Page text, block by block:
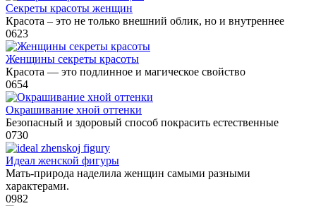
Секреты красоты женщин
Красота – это не только внешний облик, но и внутреннее
0623
Женщины секреты красоты
Красота — это подлинное и магическое свойство
0654
Окрашивание хной оттенки
Безопасный и здоровый способ покрасить естественные
0730
Идеал женской фигуры
Мать-природа наделила женщин самыми разными
характерами.
0982